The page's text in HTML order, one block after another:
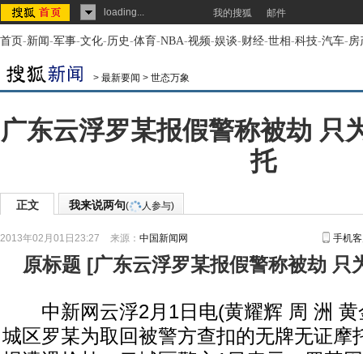
loading... 我的搜狐 邮件
首页-新闻-军事-文化-历史-体育-NBA-视频-娱谈-财经-世相-科技-汽车-房
> 最新要闻 > 世态万象
广东云浮罗某报假警称被劫 只
托
正文 我来说两句( 人参与)
2013年02月01日23:27 来源： 中国新闻网 手机
原标题 [广东云浮罗某报假警称被劫 只
中新网云浮2月1日电(黄耀辉 周 洲 黄
城区罗某为取回被警方查扣的无牌无证摩